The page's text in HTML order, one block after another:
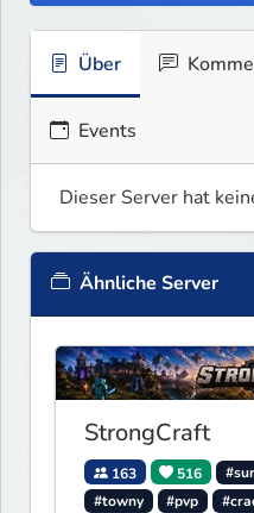
Über
Events
Dieser Server hat
Ähnliche Server
StrongCraft
163 516
#towny
#pvp